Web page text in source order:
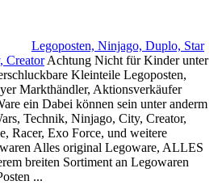
Legoposten, Ninjago, Duplo, Star
CreatorAchtung Nicht für Kinder unter
Kleinteile Legoposten,
Markthändler, Aktionsverkäufer
ein Dabei können sein unter anderm
Technik, Ninjago, City, Creator,
Racer, Exo Force, und weitere
Alles original Legoware, ALLES
breiten Sortiment an Legowaren
...